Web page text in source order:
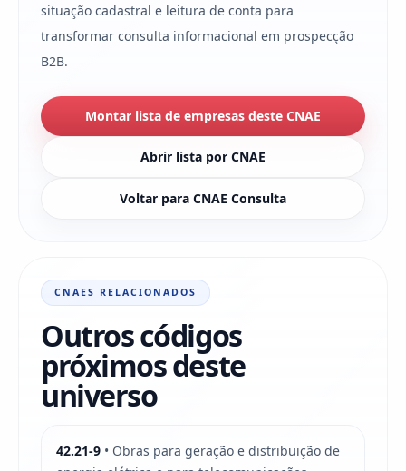
situação cadastral e leitura de conta para
transformar consulta informacional em prospecção
B2B.
Montar lista de empresas deste CNAE
Abrir lista por CNAE
Voltar para CNAE Consulta
CNAES RELACIONADOS
Outros códigos
próximos deste
universo
42.21-9 • Obras para geração e distribuição de